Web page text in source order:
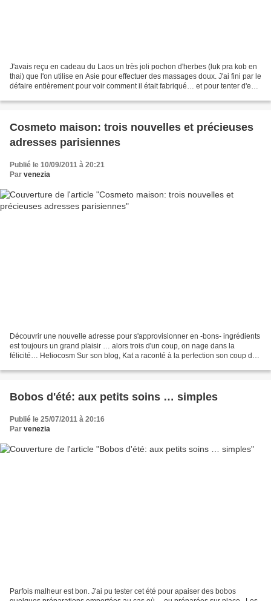
J'avais reçu en cadeau du Laos un très joli pochon d'herbes (luk pra kob en
thai) que l'on utilise en Asie pour effectuer des massages doux. J'ai fini par le
défaire entièrement pour voir comment il était fabriqué… et pour tenter d'en
Cosmeto maison: trois nouvelles et précieuses
adresses parisiennes
Publié le 10/09/2011 à 20:21
Par venezia
Découvrir une nouvelle adresse pour s'approvisionner en -bons- ingrédients
est toujours un grand plaisir … alors trois d'un coup, on nage dans la
félicité… Heliocosm Sur son blog, Kat a raconté à la perfection son coup de
Bobos d'été: aux petits soins … simples
Publié le 25/07/2011 à 20:16
Par venezia
Parfois malheur est bon. J'ai pu tester cet été pour apaiser des bobos